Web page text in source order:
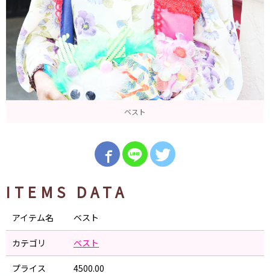
ベスト
ITEMS DATA
アイテム名 ベスト
カテゴリ ベスト
プライス 4500.00